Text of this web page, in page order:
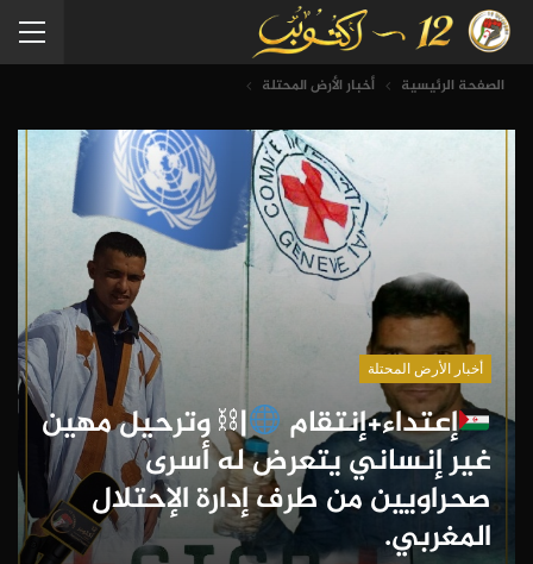
الصفحة الرئيسية أخبار الأرض المحتلة
أخبار الأرض المحتلة
إعتداء+إنتقام |⛓ وترحيل مهين
غير إنساني يتعرض له أسرى
صحراويين من طرف إدارة الإحتلال
المغربي.